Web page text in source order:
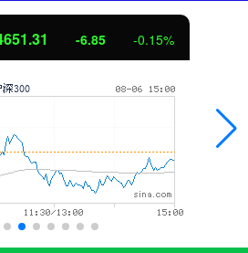
1122.88 0.30%